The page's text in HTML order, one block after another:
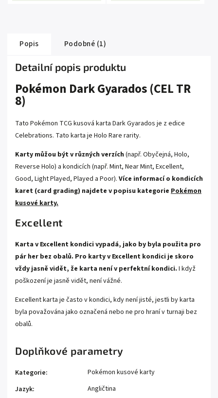
Popis Podobné (1)
Detailní popis produktu
Pokémon Dark Gyarados (CEL TR
8)
Tato Pokémon TCG kusová karta Dark Gyarados je z edice
Celebrations. Tato karta je Holo Rare rarity.
Karty můžou být v různých verzích (např. Obyčejná, Holo,
Reverse Holo) a kondicích (např. Mint, Near Mint, Excellent,
Good, Light Played, Played a Poor). Více informací o kondicích
karet (card grading) najdete v popisu kategorie Pokémon
kusové karty.
Excellent
Karta v Excellent kondici vypadá, jako by byla použita pro
pár her bez obalů. Pro karty v Excellent kondici je skoro
vždy jasně vidět, že karta není v perfektní kondici. I když
poškození je jasně vidět, není vážné.
Excellent karta je často v kondici, kdy není jisté, jestli by karta
byla považována jako označená nebo ne pro hraní v turnaji bez
obalů.
Doplňkové parametry
Kategorie:
Pokémon kusové karty
Jazyk:
Angličtina